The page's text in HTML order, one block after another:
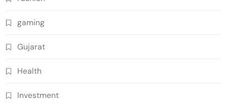
gaming
Gujarat
Health
Investment